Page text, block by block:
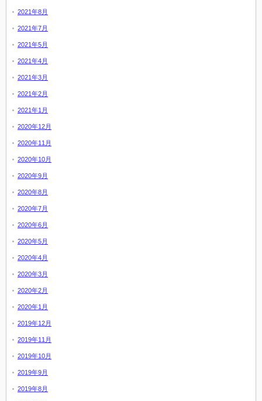
2021年8月
2021年7月
2021年5月
2021年4月
2021年3月
2021年2月
2021年1月
2020年12月
2020年11月
2020年10月
2020年9月
2020年8月
2020年7月
2020年6月
2020年5月
2020年4月
2020年3月
2020年2月
2020年1月
2019年12月
2019年11月
2019年10月
2019年9月
2019年8月